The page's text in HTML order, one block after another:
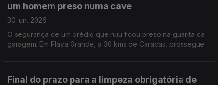
um homem preso numa cave
30 jun. 2026
O segurança de um prédio que ruiu ficou preso na guarita da
garagem. Em Playa Grande, a 30 kms de Caracas, prossegue a
Final do prazo para a limpeza obrigatória de